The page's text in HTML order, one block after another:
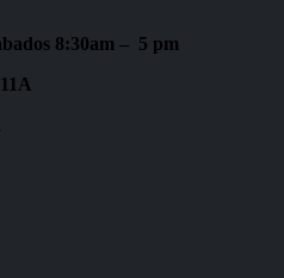
8:30am – 5 pm